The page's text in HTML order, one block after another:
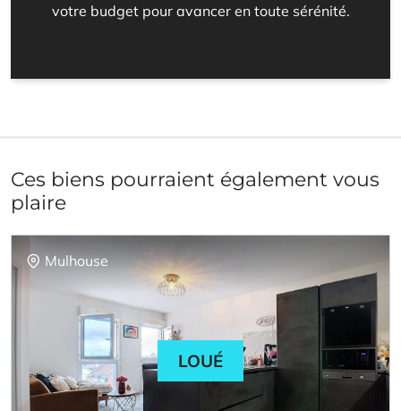
votre budget pour avancer en toute sérénité.
Ces biens pourraient également vous
plaire
Mulhouse
LOUÉ